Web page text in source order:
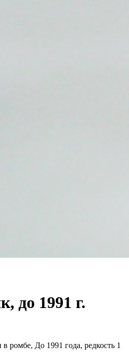
до 1991 г.
ромбе, До 1991 года, редкость 1